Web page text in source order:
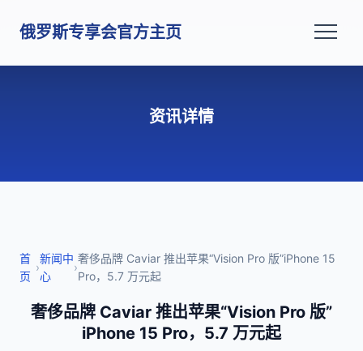
俄罗斯专享会官方主页
资讯详情
首
页
›
新闻中
心
›
奢侈品牌 Caviar 推出苹果“Vision Pro 版”iPhone 15
Pro，5.7 万元起
奢侈品牌 Caviar 推出苹果“Vision Pro 版”
iPhone 15 Pro，5.7 万元起